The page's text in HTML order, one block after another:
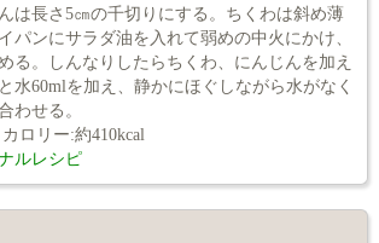
は長さ5㎝の千切りにする。ちくわは斜め薄
パンにサラダ油を入れて弱めの中火にかけ、
る。しんなりしたらちくわ、にんじんを加え
水60mlを加え、静かにほぐしながら水がなく
わせる。
ロリー:約410kcal
ルレシピ